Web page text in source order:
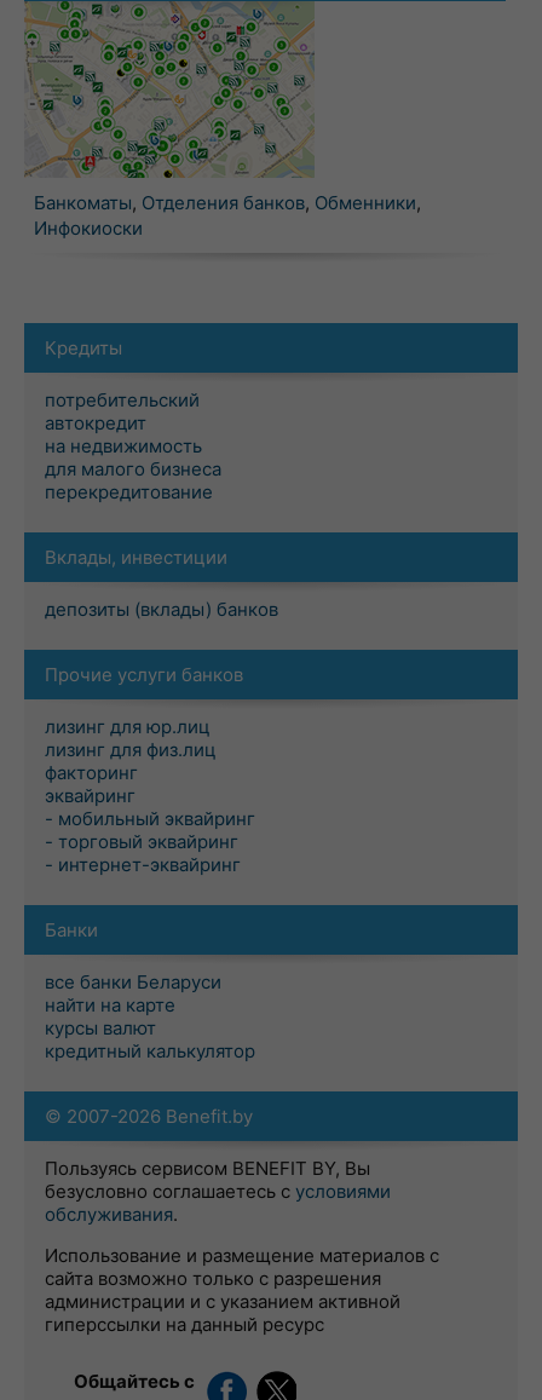
Банкоматы, Отделения банков, Обменники,
Инфокиоски
Кредиты
потребительский
автокредит
на недвижимость
для малого бизнеса
перекредитование
Вклады, инвестиции
депозиты (вклады) банков
Прочие услуги банков
лизинг для юр.лиц
лизинг для физ.лиц
факторинг
эквайринг
- мобильный эквайринг
- торговый эквайринг
- интернет-эквайринг
Банки
все банки Беларуси
найти на карте
курсы валют
кредитный калькулятор
© 2007-2026 Benefit.by
Пользуясь сервисом BENEFIT BY, Вы
безусловно соглашаетесь с условиями
обслуживания.
Использование и размещение материалов с
сайта возможно только с разрешения
администрации и с указанием активной
гиперссылки на данный ресурс
Общайтесь с